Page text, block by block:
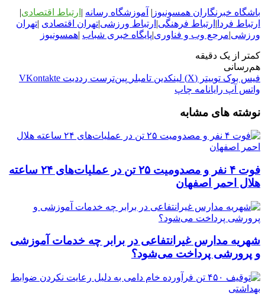
باشگاه خبرنگاران همسونیوز | آموزشگاه رسانه | ارتباط اقتصادی|
ارتباط فردا | ارتباط فرهنگی| ارتباط ورزشی|تهران اقتصادی |تهران
ورزشی|مرجع وب و فناوری|پایگاه خبری شباب |همسونیوز
کمتر از یک دقیقه
هم‌رسانی
فیس بوک توییتر (X) لینکدین ‫تامبلر ‫پین‌ترست ‫رددیت ‫VKontakte
واتس آپ رایانامه چاپ
نوشته های مشابه
فوت ۴ نفر و مصدومیت ۲۵ تن در عملیات‌های ۲۴ ساعته
هلال احمر اصفهان
شهریه مدارس غیرانتفاعی در برابر چه خدمات آموزشی
و پرورشی پرداخت می‌شود؟